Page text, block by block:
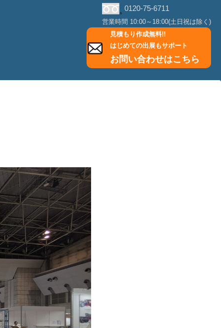
0120-75-6711
営業時間 10:00～18:00(土日祝は除く)
見積もり作成無料!!
はじめての出展もサポート
お問い合わせはこちら